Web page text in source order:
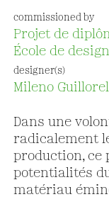
commissioned by
Projet de
École de
designer(s)
Mileno
Dans une
radicalement
production, ce
potentialités
matériau